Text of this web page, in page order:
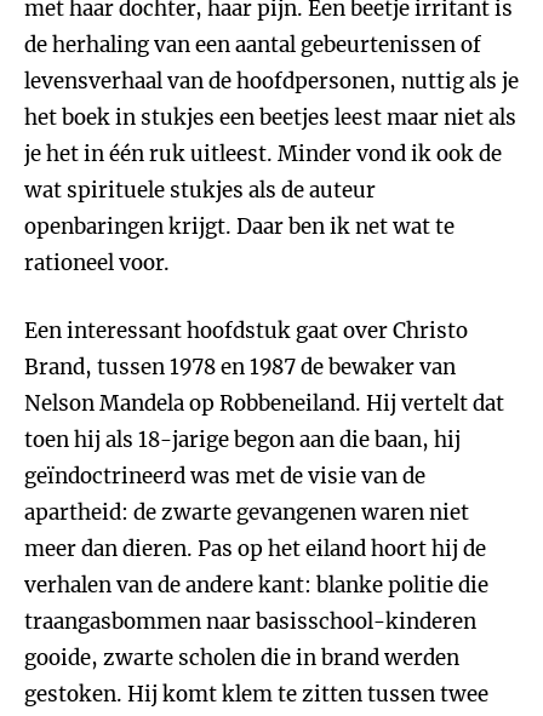
met haar dochter, haar pijn. Een beetje irritant is
de herhaling van een aantal gebeurtenissen of
levensverhaal van de hoofdpersonen, nuttig als je
het boek in stukjes een beetjes leest maar niet als
je het in één ruk uitleest. Minder vond ik ook de
wat spirituele stukjes als de auteur
openbaringen krijgt. Daar ben ik net wat te
rationeel voor.
Een interessant hoofdstuk gaat over Christo
Brand, tussen 1978 en 1987 de bewaker van
Nelson Mandela op Robbeneiland. Hij vertelt dat
toen hij als 18-jarige begon aan die baan, hij
geïndoctrineerd was met de visie van de
apartheid: de zwarte gevangenen waren niet
meer dan dieren. Pas op het eiland hoort hij de
verhalen van de andere kant: blanke politie die
traangasbommen naar basisschool-kinderen
gooide, zwarte scholen die in brand werden
gestoken. Hij komt klem te zitten tussen twee